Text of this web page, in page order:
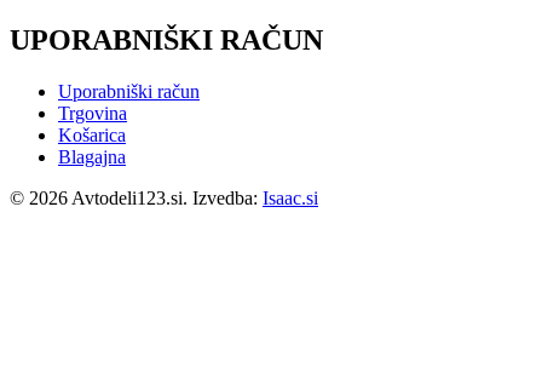
UPORABNIŠKI RAČUN
Uporabniški račun
Trgovina
Košarica
Blagajna
© 2026 Avtodeli123.si. Izvedba: Isaac.si